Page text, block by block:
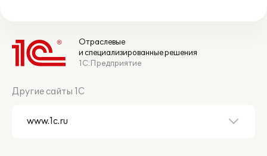
Отраслевые
и специализированные решения
1С:Предприятие
Другие сайты 1С